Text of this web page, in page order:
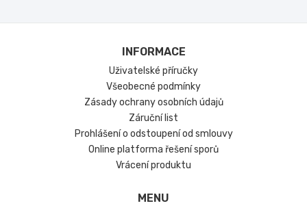
INFORMACE
Uživatelské příručky
Všeobecné podmínky
Zásady ochrany osobních údajů
Záruční list
Prohlášení o odstoupení od smlouvy
Online platforma řešení sporů
Vrácení produktu
MENU